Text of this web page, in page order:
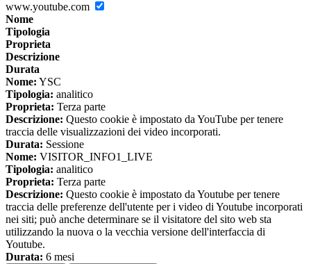
www.youtube.com
Nome
Tipologia
Proprieta
Descrizione
Durata
Nome: YSC
Tipologia: analitico
Proprieta: Terza parte
Descrizione: Questo cookie è impostato da YouTube per tenere
traccia delle visualizzazioni dei video incorporati.
Durata: Sessione
Nome: VISITOR_INFO1_LIVE
Tipologia: analitico
Proprieta: Terza parte
Descrizione: Questo cookie è impostato da Youtube per tenere
traccia delle preferenze dell'utente per i video di Youtube incorporati
nei siti; può anche determinare se il visitatore del sito web sta
utilizzando la nuova o la vecchia versione dell'interfaccia di
Youtube.
Durata: 6 mesi